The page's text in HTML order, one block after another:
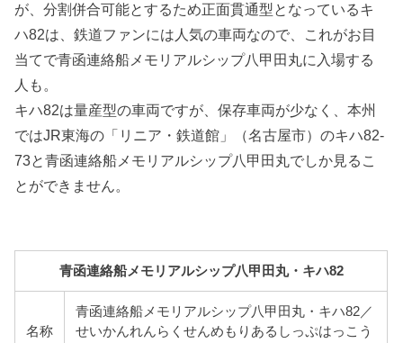
が、分割併合可能とするため正面貫通型となっているキ
ハ82は、鉄道ファンには人気の車両なので、これがお目
当てで青函連絡船メモリアルシップ八甲田丸に入場する
人も。
キハ82は量産型の車両ですが、保存車両が少なく、本州
ではJR東海の「リニア・鉄道館」（名古屋市）のキハ82-
73と青函連絡船メモリアルシップ八甲田丸でしか見るこ
とができません。
青函連絡船メモリアルシップ八甲田丸・キハ82
名称
青函連絡船メモリアルシップ八甲田丸・キハ82／
せいかんれんらくせんめもりあるしっぷはっこう